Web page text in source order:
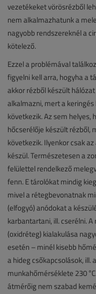
vezetékeket vörösrézből
nem alkalmazhatunk a
nagyobb rendszereknél a
kötelező.
Ezzel a problémával
figyelni kell arra, hogyha a
akkor rézből készült
alkalmazni, mert a
következik. Az sem
hőcserélője készült rézből,
következik. Ilyenkor csak
készül. Természetesen a
felülettel rendelkező
fenn. E tárolókat mindig
mivel a rétegbevonatnak
(elfogyó) anódokat a
karbantartani, ill. cserélni.
(oxidréteg) kialakulása
esetén – minél kisebb
a hideg csőkapcsolások, ill.
munkahőmérséklete 230
átmérőig nem szabad